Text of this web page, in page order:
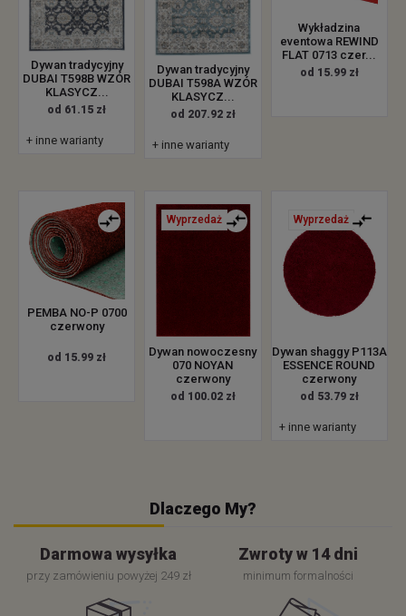
Dywan tradycyjny
DUBAI T598B WZÓR
KLASYCZ...
od 61.15 zł
+ inne warianty
Dywan tradycyjny
DUBAI T598A WZÓR
KLASYCZ...
od 207.92 zł
+ inne warianty
Wykładzina
eventowa REWIND
FLAT 0713 czer...
od 15.99 zł
PEMBA NO-P 0700
czerwony
od 15.99 zł
Wyprzedaż
Dywan nowoczesny
070 NOYAN
czerwony
od 100.02 zł
Wyprzedaż
Dywan shaggy P113A
ESSENCE ROUND
czerwony
od 53.79 zł
+ inne warianty
Dlaczego My?
Darmowa wysyłka
przy zamówieniu powyżej 249 zł
Zwroty w 14 dni
minimum formalności